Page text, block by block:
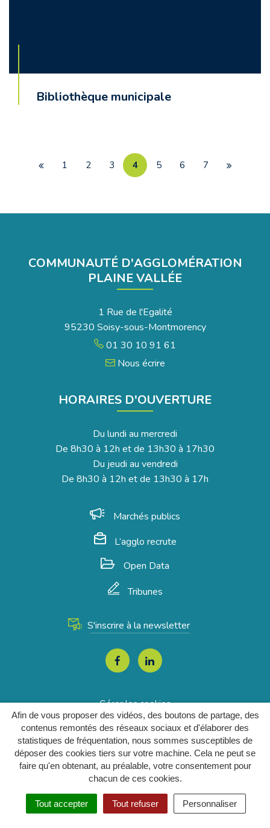
Afin de vous proposer des vidéos, des boutons de partage, des
contenus remontés des réseaux sociaux et d'élaborer des
statistiques de fréquentation, nous sommes susceptibles de
déposer des cookies tiers sur votre machine. Cela ne peut se
faire qu'en obtenant, au préalable, votre consentement pour
chacun de ces cookies.
Tout accepter Tout refuser Personnaliser
Bibliothèque municipale
Page 1 2 3 4 5 6 7
Page
COMMUNAUTÉ D'AGGLOMÉRATION
PLAINE VALLÉE
1 Rue de l'Egalité
95230 Soisy-sous-Montmorency
01 30 10 91 61
Nous écrire
HORAIRES D'OUVERTURE
Du lundi au mercredi
De 8h30 à 12h et de 13h30 à 17h30
Du jeudi au vendredi
De 8h30 à 12h et de 13h30 à 17h
Marchés publics
L’agglo recrute
Open Data
Tribunes
S'inscrire à la newsletter
Lien
compte
Facebook
Lien
compte
Linkedin
Gérer les cookies
Mentions Légales
Plan du site
Accessibilité
Politique de confidentialité